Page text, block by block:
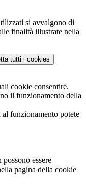
si avvalgono di
finalità illustrate nella
tutti i cookies
cookie consentire.
il funzionamento della
al funzionamento potete
essere
pagina della cookie